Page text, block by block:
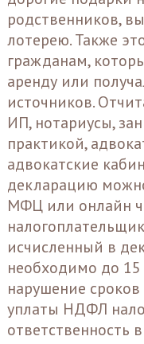
родственников,
лотерею. Также
гражданам,
аренду или
источников.
ИП, нотариусы,
практикой,
адвокатские
декларацию
МФЦ или онлайн
исчисленный в
необходимо до 15
нарушение
уплаты НДФЛ
ответственность